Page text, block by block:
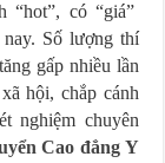
“hot”, có “giá”
Số lượng thí
gấp nhiều lần
hội, chắp cánh
nghiệm chuyên
Cao đẳng Y